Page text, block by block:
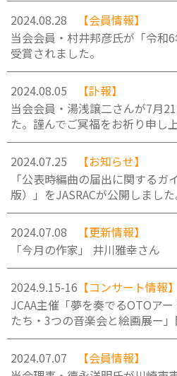
2024.08.28
【会員情報】
当会会員・村井邦彦氏が「令和
受賞されました。
2024.08.05
【訃報】
当会会員・湯浅譲二さんが7月
た。謹んでご冥福をお祈り申し上
2024.07.25
【お知らせ】
「公表時編曲の届出に関するガ
版）」をJASRACが公開しました
2024.07.08
【更新情報】
「今月の作家」 井川雅幸さん
2024.9.15-16 【コンサート情報】
JCAA主催「夢を奏でるOTOア
たち・3つの音楽会と絵画展ー
2024.07.07
【会員情報】